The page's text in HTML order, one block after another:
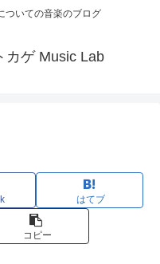
ついての音楽のブログ
カゲ Music Lab
はてブ
コピー